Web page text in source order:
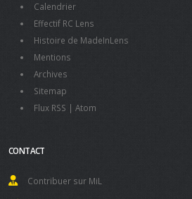
Calendrier
Effectif RC Lens
Histoire de MadeInLens
Mentions
Archives
Sitemap
Flux RSS | Atom
CONTACT
Contribuer sur MiL